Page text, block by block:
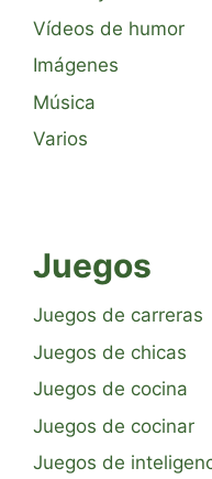
Vídeos de humor
Imágenes
Música
Varios
Juegos
Juegos de carreras
Juegos de chicas
Juegos de cocina
Juegos de cocinar
Juegos de